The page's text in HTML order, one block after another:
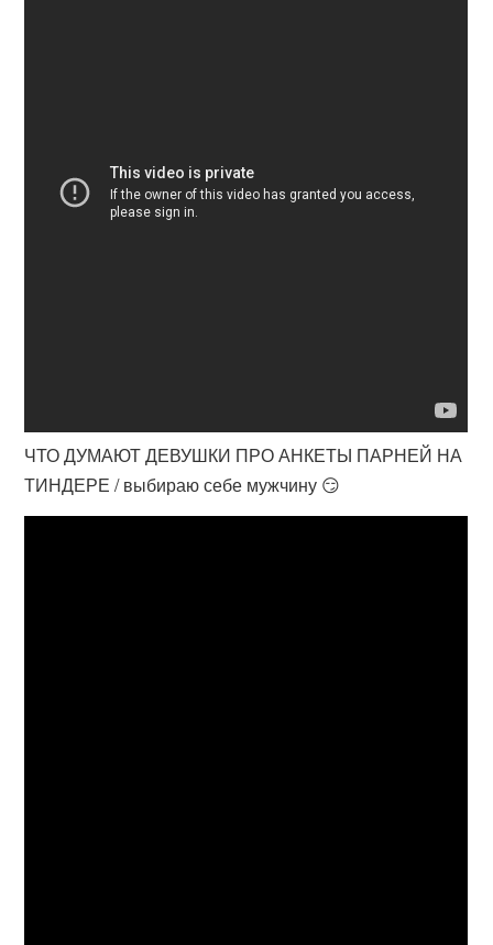
ЧТО ДУМАЮТ ДЕВУШКИ ПРО АНКЕТЫ ПАРНЕЙ НА
ТИНДЕРЕ / выбираю себе мужчину 😏